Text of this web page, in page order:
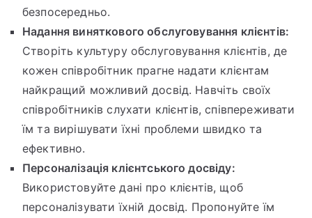
безпосередньо.
Надання виняткового обслуговування клієнтів:
Створіть культуру обслуговування клієнтів, де
кожен співробітник прагне надати клієнтам
найкращий можливий досвід. Навчіть своїх
співробітників слухати клієнтів, співпереживати
їм та вирішувати їхні проблеми швидко та
ефективно.
Персоналізація клієнтського досвіду:
Використовуйте дані про клієнтів, щоб
персоналізувати їхній досвід. Пропонуйте їм